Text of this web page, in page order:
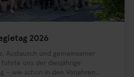
2026
Austausch und gemeinsamer
führte uns der diesjährige
– wie schon in den Vorjahren...